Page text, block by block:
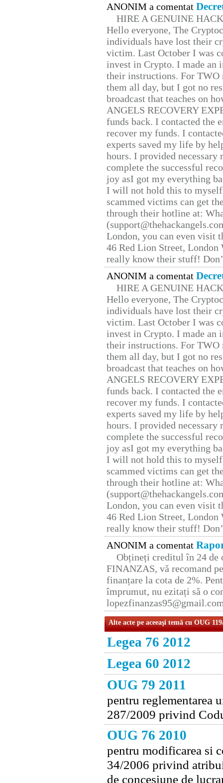
ANONIM a comentat
HIRE A GENUINE
Hello everyone, The
individuals have lost their
victim. Last October I was
invest in Crypto. I made
their instructions. For TWO
them all day, but I got no
broadcast that teaches on
ANGELS RECOVERY
funds back. I contacted the
recover my funds. I
experts saved my life by
hours. I provided
complete the successful
joy asI got my everything
I will not hold this to
scammed victims can get
through their hotline at:
London, you can even visit
46 Red Lion Street, London
really know their stuff!
ANONIM a comentat
HIRE A GENUINE
Hello everyone, The
individuals have lost their
victim. Last October I was
invest in Crypto. I made
their instructions. For TWO
them all day, but I got no
broadcast that teaches on
ANGELS RECOVERY
funds back. I contacted the
recover my funds. I
experts saved my life by
hours. I provided
complete the successful
joy asI got my everything
I will not hold this to
scammed victims can get
through their hotline at:
London, you can even visit
46 Red Lion Street, London
really know their stuff!
ANONIM a comentat
Obțineți creditul în 24 de
FINANZAS, vă recomand
finanțare la cota de 2%.
împrumut, nu ezitați să o
Alte acte pe aceeaşi temă cu OUG
Legea 76 2012
Legea 60 2012
OUG 79 2011
pentru reglementarea
287/2009 privind
OUG 76 2010
pentru modificarea si
34/2006 privind
de concesiune de